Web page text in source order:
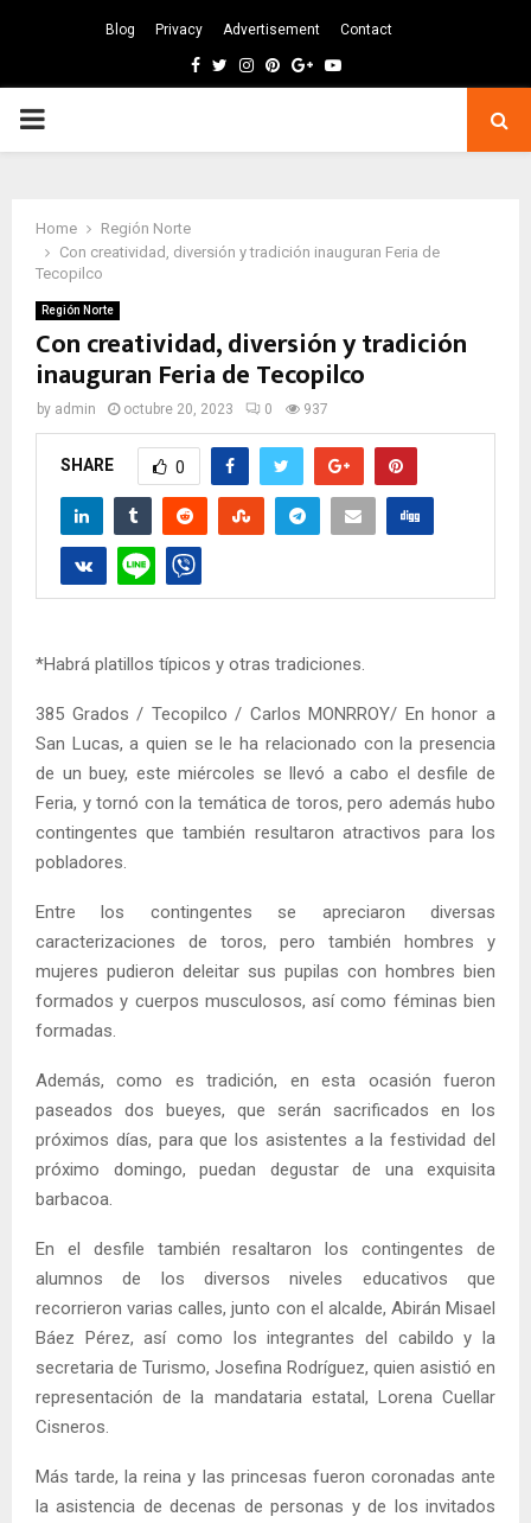
Blog Privacy Advertisement Contact
Facebook
TwitterInstagram
Pinterest
GoogleYoutube
PRIMARY
Home
Región Norte
Con creatividad, diversión y tradición inauguran Feria de
Tecopilco
Región Norte
Con creatividad, diversión y tradición
inauguran Feria de Tecopilco
by admin octubre 20, 2023 0 937
SHARE 0
*Habrá platillos típicos y otras tradiciones.
385 Grados / Tecopilco / Carlos MONRROY/ En honor a
San Lucas, a quien se le ha relacionado con la presencia
de un buey, este miércoles se llevó a cabo el desfile de
Feria, y tornó con la temática de toros, pero además hubo
contingentes que también resultaron atractivos para los
pobladores.
Entre los contingentes se apreciaron diversas
caracterizaciones de toros, pero también hombres y
mujeres pudieron deleitar sus pupilas con hombres bien
formados y cuerpos musculosos, así como féminas bien
formadas.
Además, como es tradición, en esta ocasión fueron
paseados dos bueyes, que serán sacrificados en los
próximos días, para que los asistentes a la festividad del
próximo domingo, puedan degustar de una exquisita
barbacoa.
En el desfile también resaltaron los contingentes de
alumnos de los diversos niveles educativos que
recorrieron varias calles, junto con el alcalde, Abirán Misael
Báez Pérez, así como los integrantes del cabildo y la
secretaria de Turismo, Josefina Rodríguez, quien asistió en
representación de la mandataria estatal, Lorena Cuellar
Cisneros.
Más tarde, la reina y las princesas fueron coronadas ante
la asistencia de decenas de personas y de los invitados